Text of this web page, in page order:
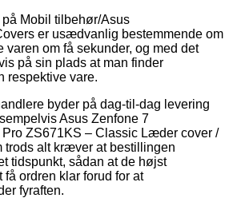
Mobil tilbehør/Asus
er usædvanlig bestemmende om
varen om få sekunder, og med det
på sin plads at man finder
respektive vare.
byder på dag-til-dag levering
Asus Zenfone 7
ZS671KS – Classic Læder cover /
trods alt kræver at bestillingen
tidspunkt, sådan at de højst
ordren klar forud for at
fyraften.